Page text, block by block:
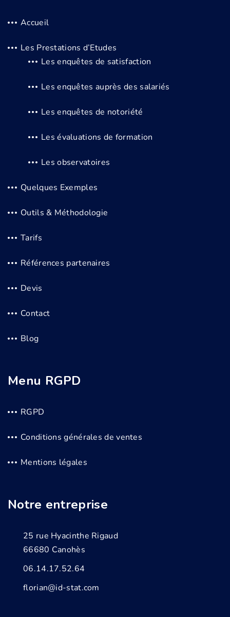
Accueil
Les Prestations d’Etudes
Les enquêtes de satisfaction
Les enquêtes auprès des salariés
Les enquêtes de notoriété
Les évaluations de formation
Les observatoires
Quelques Exemples
Outils & Méthodologie
Tarifs
Références partenaires
Devis
Contact
Blog
Menu RGPD
RGPD
Conditions générales de ventes
Mentions légales
Notre entreprise
25 rue Hyacinthe Rigaud
66680 Canohès
06.14.17.52.64
florian@id-stat.com